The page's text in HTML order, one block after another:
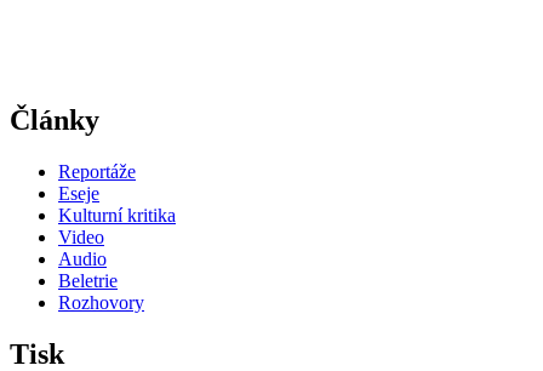
Články
Reportáže
Eseje
Kulturní kritika
Video
Audio
Beletrie
Rozhovory
Tisk